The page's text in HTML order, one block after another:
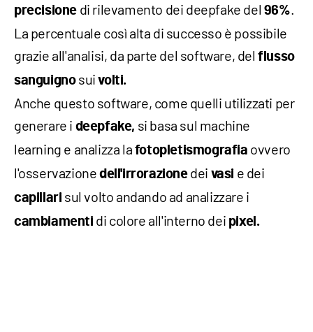
precisione di rilevamento dei deepfake del 96%.
La percentuale così alta di successo è possibile
grazie all'analisi, da parte del software, delflusso
sanguignosuivolti.
Anche questo software, come quelli utilizzati per
generare i deepfake, si basa sul machine
learning e analizza la fotopletismografia ovvero
l'osservazione dell'irrorazionedei vasi e dei
capillari sul volto andando ad analizzare i
cambiamenti di colore all'interno dei pixel.